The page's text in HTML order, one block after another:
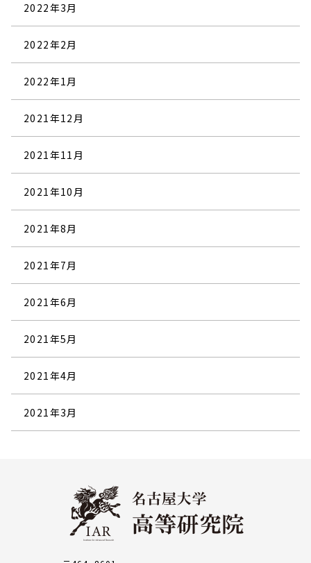
2022年3月
2022年2月
2022年1月
2021年12月
2021年11月
2021年10月
2021年8月
2021年7月
2021年6月
2021年5月
2021年4月
2021年3月